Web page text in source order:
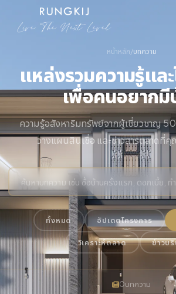
หน้าหลัก/บทความ
แหล่งรวมความรู้แล
เพื่อคนอยากมี
ความรู้อสังหาริมทรัพย์จากผู้เชี่ยวชาญ
วางแผนสินเชื่อ และข่าวสารตลาดที่
ทั้งหมด อัปเดตโครงการ
วิเคราะห์ตลาด ข่าวบ
0บทความ